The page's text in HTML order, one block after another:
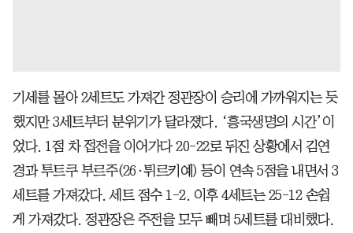
기세를 몰아 2세트도 가져간 정관장이 승리에 가까워지는 듯
했지만 3세트부터 분위기가 달라졌다. ‘흥국생명의 시간’이
었다. 1점 차 접전을 이어가다 20-22로 뒤진 상황에서 김연
경과 투트쿠 부르주(26·튀르키예) 등이 연속 5점을 내면서 3
세트를 가져갔다. 세트 점수 1-2. 이후 4세트는 25-12 손쉽
게 가져갔다. 정관장은 주전을 모두 빼며 5세트를 대비했다.